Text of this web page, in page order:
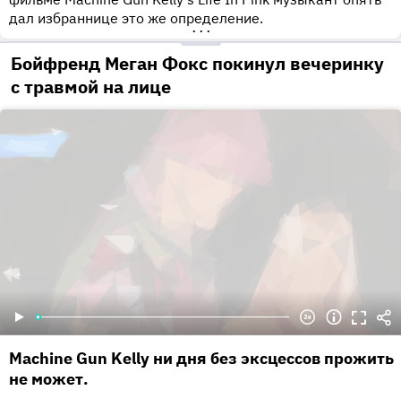
дал избраннице это же определение.
•••
Бойфренд Меган Фокс покинул вечеринку
с травмой на лице
Machine Gun Kelly ни дня без эксцессов прожить
не может.